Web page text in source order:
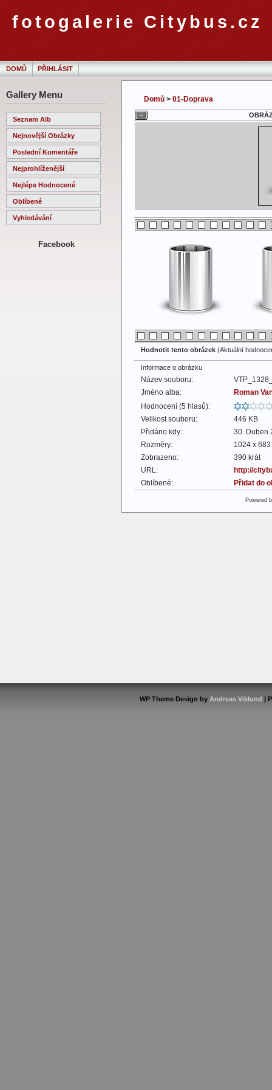
fotogalerie Citybus.cz
DOMŮ PŘIHLÁSIT
Gallery Menu
Seznam Alb
Nejnovější Obrázky
Poslední Komentáře
Nejprohlíženější
Nejlépe Hodnocené
Oblíbené
Vyhledávání
Facebook
Domů > 01-Doprava
Hodnotit tento obrázek (Aktuální
Informace o obrázku
Název souboru:
Jméno alba:
Roman
Hodnocení (5 hlasů):
Velikost souboru:
446 KB
Přidáno kdy:
30. Duben
Rozměry:
1024 x
Zobrazeno:
390 krát
URL:
http://
Oblíbené:
Přidat do
Powered
WP Theme Design by Andreas Viklund |